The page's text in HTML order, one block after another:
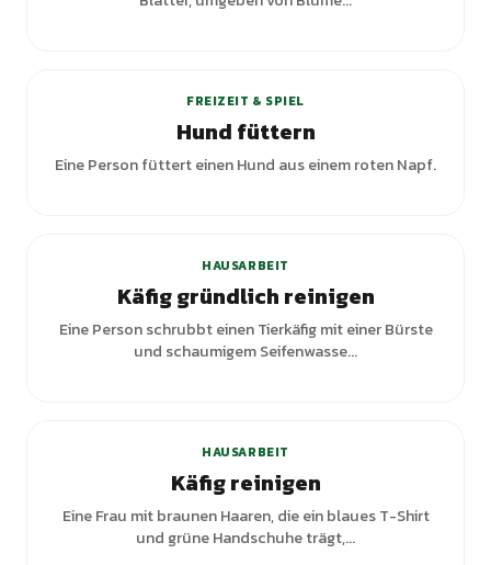
FREIZEIT & SPIEL
Hund füttern
Eine Person füttert einen Hund aus einem roten Napf.
HAUSARBEIT
Käfig gründlich reinigen
Eine Person schrubbt einen Tierkäfig mit einer Bürste
und schaumigem Seifenwasse...
HAUSARBEIT
Käfig reinigen
Eine Frau mit braunen Haaren, die ein blaues T-Shirt
und grüne Handschuhe trägt,...